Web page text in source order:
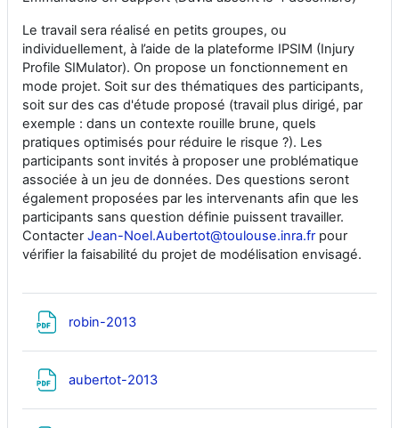
Le travail sera réalisé en petits groupes, ou
individuellement, à l’aide de la plateforme IPSIM (Injury
Profile SIMulator). On propose un fonctionnement en
mode projet. Soit sur des thématiques des participants,
soit sur des cas d'étude proposé (travail plus dirigé, par
exemple : dans un contexte rouille brune, quels
pratiques optimisés pour réduire le risque ?). Les
participants sont invités à proposer une problématique
associée à un jeu de données. Des questions seront
également proposées par les intervenants afin que les
participants sans question définie puissent travailler.
ContacterJean-Noel.Aubertot@toulouse.inra.frpour
vérifier la faisabilité du projet de modélisation envisagé.
robin-2013
aubertot-2013